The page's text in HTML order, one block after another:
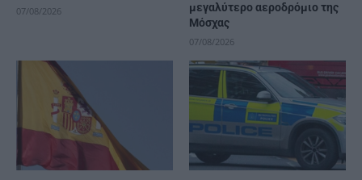
07/08/2026
μεγαλύτερο αεροδρόμιο της
Μόσχας
07/08/2026